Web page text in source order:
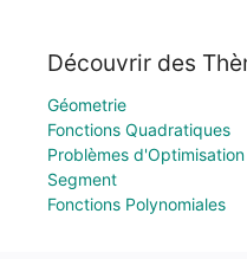
Découvrir des
Géometrie
Fonctions Quadratiques
Problèmes d'Optimisation
Segment
Fonctions Polynomiales